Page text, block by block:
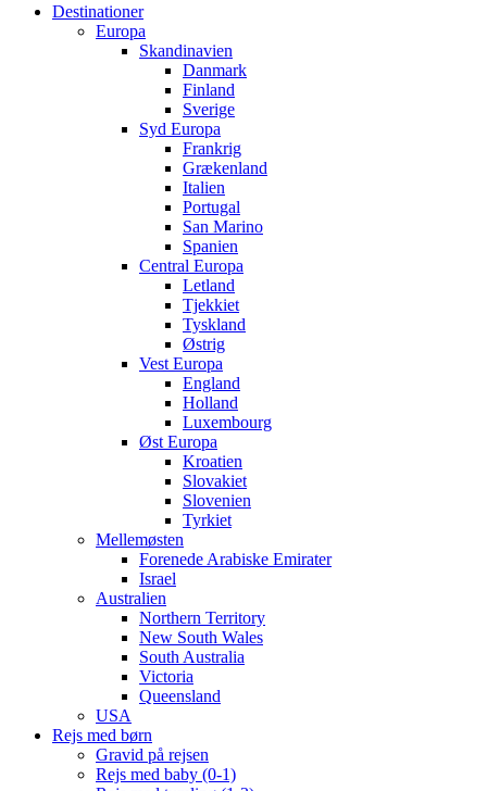
Destinationer
Europa
Skandinavien
Danmark
Finland
Sverige
Syd Europa
Frankrig
Grækenland
Italien
Portugal
San Marino
Spanien
Central Europa
Letland
Tjekkiet
Tyskland
Østrig
Vest Europa
England
Holland
Luxembourg
Øst Europa
Kroatien
Slovakiet
Slovenien
Tyrkiet
Mellemøsten
Forenede Arabiske Emirater
Israel
Australien
Northern Territory
New South Wales
South Australia
Victoria
Queensland
USA
Rejs med børn
Gravid på rejsen
Rejs med baby (0-1)